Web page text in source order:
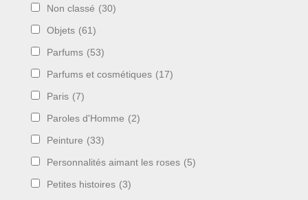
Non classé (30)
Objets (61)
Parfums (53)
Parfums et cosmétiques (17)
Paris (7)
Paroles d'Homme (2)
Peinture (33)
Personnalités aimant les roses (5)
Petites histoires (3)